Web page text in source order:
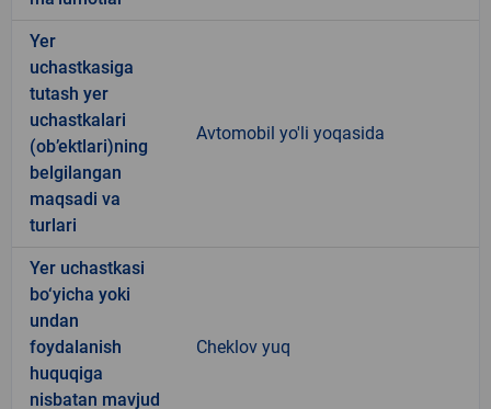
Yer
uchastkasiga
tutash yer
uchastkalari
(ob’ektlari)ning
belgilangan
maqsadi va
turlari
Avtomobil yo'li yoqasida
Yer uchastkasi
bo‘yicha yoki
undan
foydalanish
huquqiga
nisbatan mavjud
Cheklov yuq